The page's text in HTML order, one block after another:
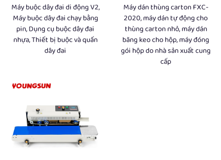
Máy buộc dây đai di động V2,
Máy buộc dây đai chạy bằng
pin, Dụng cụ buộc dây đai
nhựa, Thiết bị buộc và quấn
dây đai
Máy dán thùng carton FXC-
2020, máy dán tự động cho
thùng carton nhỏ, máy dán
băng keo cho hộp, máy đóng
gói hộp do nhà sản xuất cung
cấp